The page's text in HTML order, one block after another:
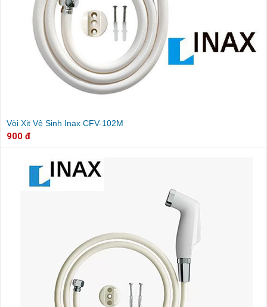
Vòi Xịt Vệ Sinh Inax CFV-102M
900 đ